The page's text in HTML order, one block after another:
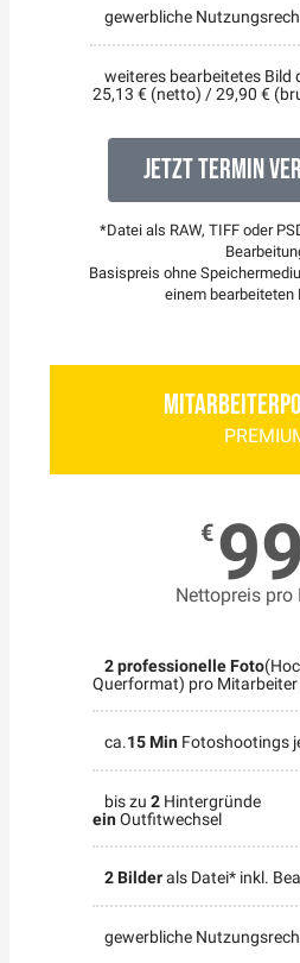
gewerbliche
weiteres bearbeitetes Bild
25,13 € (netto) / 29,90 €
Jetzt Termin
*Datei als RAW, TIFF oder
Basispreis ohne
einem bearbeiteten
€ 99
Nettopreis pro
2 professionelle Foto
Querformat) pro Mitarbeiter
ca.15 Min Fotoshootings
bis zu2 Hintergründe
einOutfitwechsel
2 Bilderals Datei* inkl.
gewerbliche